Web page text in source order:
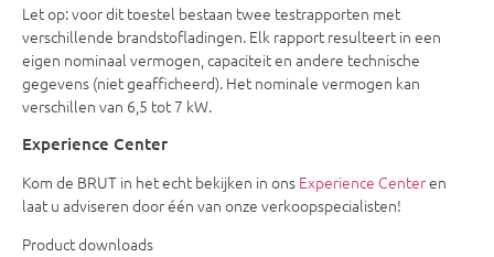
Let op: voor dit toestel bestaan twee testrapporten met
verschillende brandstofladingen. Elk rapport resulteert in een
eigen nominaal vermogen, capaciteit en andere technische
gegevens (niet geafficheerd). Het nominale vermogen kan
verschillen van 6,5 tot 7 kW.
Experience Center
Kom de BRUT in het echt bekijken in ons Experience Centeren
laat u adviseren door één van onze verkoopspecialisten!
Product downloads